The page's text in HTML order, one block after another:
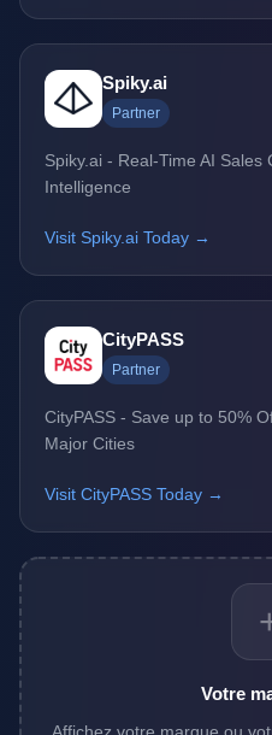
Spiky.ai
Partner
Spiky.ai - Real-Time AI Sales
Intelligence
Visit Spiky.ai Today →
CityPASS
Partner
CityPASS - Save up to 50%
Major Cities
Visit CityPASS Today →
Votre